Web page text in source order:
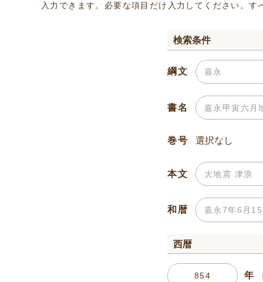
入力できます。必要な項目だけ入力してください。
検索条件
綱文
書名
巻号
本文
和暦
西暦
年